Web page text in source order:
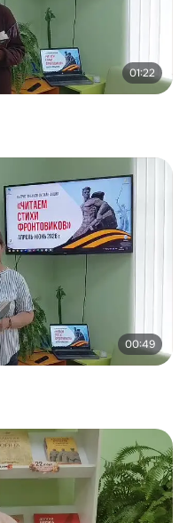
01:22
00:49